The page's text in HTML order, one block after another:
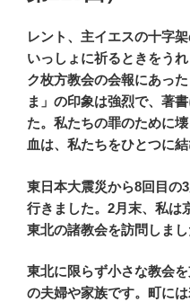
レント、主イエスの十字
いっしょに祈るときをう
ク枚方教会の会報にあっ
ま」の印象は強烈で、著
た。私たちの罪のために
血は、私たちをひとつに
東日本大震災から8回目の
行きました。2月末、私は
東北の諸教会を訪問しま
東北に限らず小さな教会
の夫婦や家族です。町に